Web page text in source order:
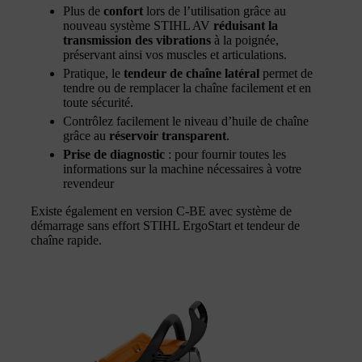
Plus de confort lors de l’utilisation grâce au
nouveau système STIHL AV réduisant la
transmission des vibrations à la poignée,
préservant ainsi vos muscles et articulations.
Pratique, le tendeur de chaîne latéral permet de
tendre ou de remplacer la chaîne facilement et en
toute sécurité.
Contrôlez facilement le niveau d’huile de chaîne
grâce au réservoir transparent.
Prise de diagnostic : pour fournir toutes les
informations sur la machine nécessaires à votre
revendeur
Existe également en version C-BE avec système de
démarrage sans effort STIHL ErgoStart et tendeur de
chaîne rapide.